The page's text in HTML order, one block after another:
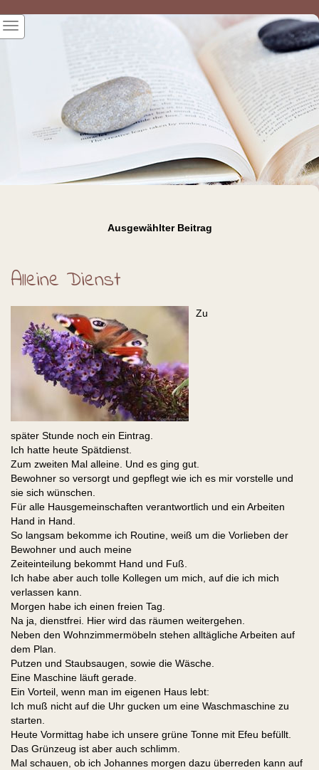
Ausgewählter Beitrag
Alleine Dienst
Zu
später Stunde noch ein Eintrag.
Ich hatte heute Spätdienst.
Zum zweiten Mal alleine. Und es ging gut.
Bewohner so versorgt und gepflegt wie ich es mir vorstelle und
sie sich wünschen.
Für alle Hausgemeinschaften verantwortlich und ein Arbeiten
Hand in Hand.
So langsam bekomme ich Routine, weiß um die Vorlieben der
Bewohner und auch meine
Zeiteinteilung bekommt Hand und Fuß.
Ich habe aber auch tolle Kollegen um mich, auf die ich mich
verlassen kann.
Morgen habe ich einen freien Tag.
Na ja, dienstfrei. Hier wird das räumen weitergehen.
Neben den Wohnzimmermöbeln stehen alltägliche Arbeiten auf
dem Plan.
Putzen und Staubsaugen, sowie die Wäsche.
Eine Maschine läuft gerade.
Ein Vorteil, wenn man im eigenen Haus lebt:
Ich muß nicht auf die Uhr gucken um eine Waschmaschine zu
starten.
Heute Vormittag habe ich unsere grüne Tonne mit Efeu befüllt.
Das Grünzeug ist aber auch schlimm.
Mal schauen, ob ich Johannes morgen dazu überreden kann auf